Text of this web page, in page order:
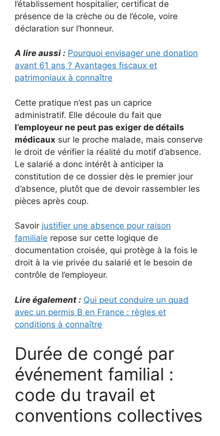
l’établissement hospitalier, certificat de
présence de la crèche ou de l’école, voire
déclaration sur l’honneur.
A lire aussi : Pourquoi envisager une donation
avant 61 ans ? Avantages fiscaux et
patrimoniaux à connaître
Cette pratique n’est pas un caprice
administratif. Elle découle du fait que
l’employeur ne peut pas exiger de détails
médicaux sur le proche malade, mais conserve
le droit de vérifier la réalité du motif d’absence.
Le salarié a donc intérêt à anticiper la
constitution de ce dossier dès le premier jour
d’absence, plutôt que de devoir rassembler les
pièces après coup.
Savoir justifier une absence pour raison
familiale repose sur cette logique de
documentation croisée, qui protège à la fois le
droit à la vie privée du salarié et le besoin de
contrôle de l’employeur.
Lire également : Qui peut conduire un quad
avec un permis B en France : règles et
conditions à connaître
Durée de congé par
événement familial :
code du travail et
conventions collectives